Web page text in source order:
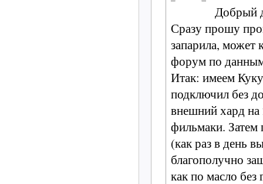
Добрый
Сразу прошу
запарила, может
форум по
Итак: имеем
подключил без
внешний хард
фильмаки. Затем
(как раз в день
благополучно
как по масло